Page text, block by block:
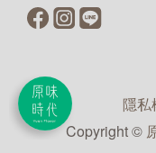
隱私
Copyright ©